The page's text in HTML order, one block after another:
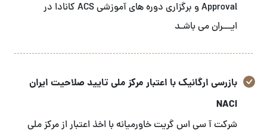
Approval و برگزاری دوره های آموزشی ACS کانادا در
ایـــران می باشـد
بازرسی ارگانیک با اعتبار مرکز ملی تایید صلاحیت ایران
NACI
شرکت آ سی اس گریت خاورمیانه با اخذ اعتبار از مرکز ملی